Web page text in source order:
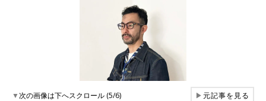
▼次の画像は下へスクロール (5/6) ▶元記事を見る